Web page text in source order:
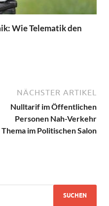
Wie Telematik den
NÄCHSTER ARTIKEL
Nulltarif im Öffentlichen
Personen Nah-Verkehr
Thema im Politischen Salon